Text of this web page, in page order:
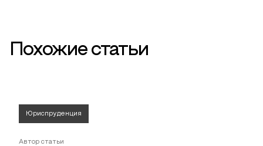
Похожие статьи
Юриспруденция
Автор статьи